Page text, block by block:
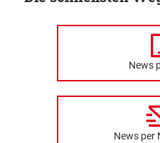
News
News per